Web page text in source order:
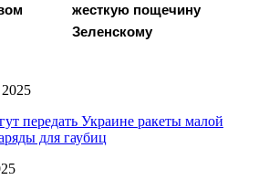
жесткую пощечину
Зеленскому
передать Украине ракеты малой
для гаубиц